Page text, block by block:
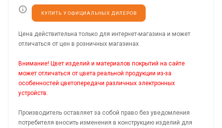
КУПИТЬ У ОФИЦИАЛЬНЫХ ДИЛЕРОВ
Цена действительна только для интернет-магазина и может
отличаться от цен в розничных магазинах.
Внимание! Цвет изделий и материалов покрытий на сайте
может отличаться от цвета реальной продукции из-за
особенностей цветопередачи различных электронных
устройств.
Производитель оставляет за собой право без уведомления
потребителя вносить изменения в конструкцию изделий для